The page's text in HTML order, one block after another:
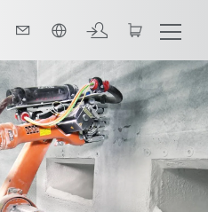
tác hệ thống